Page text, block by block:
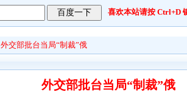
喜欢本站请按 Ctrl+D
外交部批台当局“制裁”俄
外交部批台当局“制裁”俄